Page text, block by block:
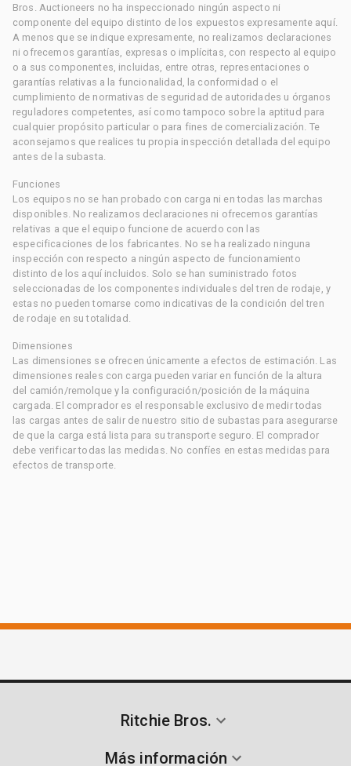
Bros. Auctioneers no ha inspeccionado ningún aspecto ni
componente del equipo distinto de los expuestos expresamente aquí.
A menos que se indique expresamente, no realizamos declaraciones
ni ofrecemos garantías, expresas o implícitas, con respecto al equipo
o a sus componentes, incluidas, entre otras, representaciones o
garantías relativas a la funcionalidad, la conformidad o el
cumplimiento de normativas de seguridad de autoridades u órganos
reguladores competentes, así como tampoco sobre la aptitud para
cualquier propósito particular o para fines de comercialización. Te
aconsejamos que realices tu propia inspección detallada del equipo
antes de la subasta.
Funciones
Los equipos no se han probado con carga ni en todas las marchas
disponibles. No realizamos declaraciones ni ofrecemos garantías
relativas a que el equipo funcione de acuerdo con las
especificaciones de los fabricantes. No se ha realizado ninguna
inspección con respecto a ningún aspecto de funcionamiento
distinto de los aquí incluidos. Solo se han suministrado fotos
seleccionadas de los componentes individuales del tren de rodaje, y
estas no pueden tomarse como indicativas de la condición del tren
de rodaje en su totalidad.
Dimensiones
Las dimensiones se ofrecen únicamente a efectos de estimación. Las
dimensiones reales con carga pueden variar en función de la altura
del camión/remolque y la configuración/posición de la máquina
cargada. El comprador es el responsable exclusivo de medir todas
las cargas antes de salir de nuestro sitio de subastas para asegurarse
de que la carga está lista para su transporte seguro. El comprador
debe verificar todas las medidas. No confíes en estas medidas para
efectos de transporte.
Ritchie Bros.
Más información